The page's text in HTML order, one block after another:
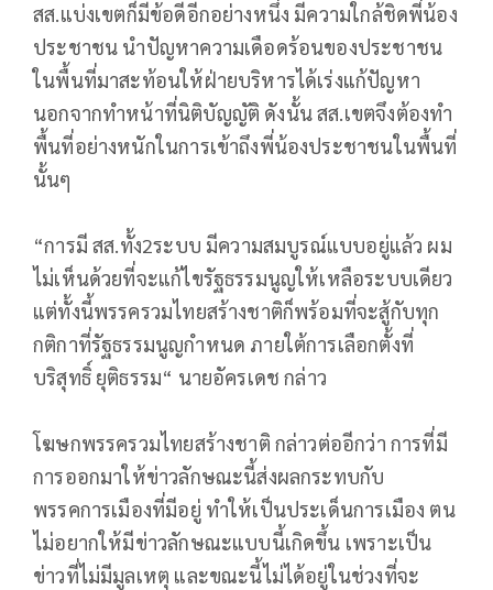
สส.แบ่งเขตก็มีข้อดีอีกอย่างหนึ่ง มีความใกล้ชิดพี่น้อง
ประชาชน นำปัญหาความเดือดร้อนของประชาชน
ในพื้นที่มาสะท้อนให้ฝ่ายบริหารได้เร่งแก้ปัญหา
นอกจากทำหน้าที่นิติบัญญัติ ดังนั้น สส.เขตจึงต้องทำ
พื้นที่อย่างหนักในการเข้าถึงพี่น้องประชาชนในพื้นที่
นั้นๆ
“การมี สส.ทั้ง2ระบบ มีความสมบูรณ์แบบอยู่แล้ว ผม
ไม่เห็นด้วยที่จะแก้ไขรัฐธรรมนูญให้เหลือระบบเดียว
แต่ทั้งนี้พรรครวมไทยสร้างชาติก็พร้อมที่จะสู้กับทุก
กติกาที่รัฐธรรมนูญกำหนด ภายใต้การเลือกตั้งที่
บริสุทธิ์ ยุติธรรม“ นายอัครเดช กล่าว
โฆษกพรรครวมไทยสร้างชาติ กล่าวต่ออีกว่า การที่มี
การออกมาให้ข่าวลักษณะนี้ส่งผลกระทบกับ
พรรคการเมืองที่มีอยู่ ทำให้เป็นประเด็นการเมือง ตน
ไม่อยากให้มีข่าวลักษณะแบบนี้เกิดขึ้น เพราะเป็น
ข่าวที่ไม่มีมูลเหตุ และขณะนี้ไม่ได้อยู่ในช่วงที่จะ